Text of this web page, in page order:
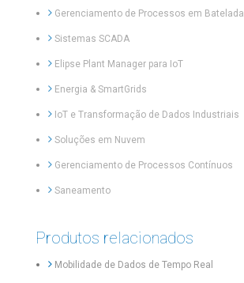
Gerenciamento de Processos em Batelada
Sistemas SCADA
Elipse Plant Manager para IoT
Energia & SmartGrids
IoT e Transformação de Dados Industriais
Soluções em Nuvem
Gerenciamento de Processos Contínuos
Saneamento
Produtos relacionados
Mobilidade de Dados de Tempo Real